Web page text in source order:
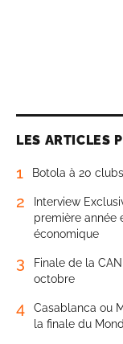
LES ARTICLES
1 Botola à 20
2
Interview
première année
économique
3
Finale de la
octobre
4
Casablanca ou
la finale du